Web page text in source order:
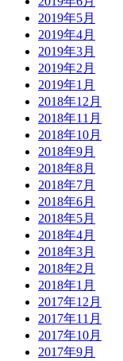
2019年5月
2019年4月
2019年3月
2019年2月
2019年1月
2018年12月
2018年11月
2018年10月
2018年9月
2018年8月
2018年7月
2018年6月
2018年5月
2018年4月
2018年3月
2018年2月
2018年1月
2017年12月
2017年11月
2017年10月
2017年9月